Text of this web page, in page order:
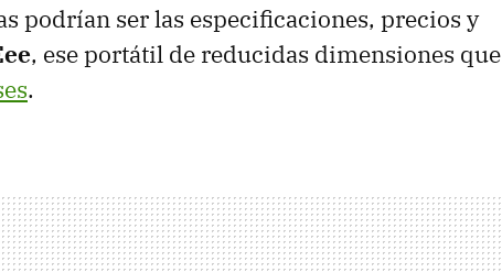
podrían ser las especificaciones, precios y
, ese portátil de reducidas dimensiones que
.